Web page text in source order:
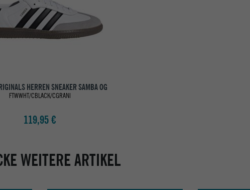
HERREN SNEAKER SAMBA OG
FTWWHT/CBLACK/CGRANI
119,95 €
WEITERE ARTIKEL